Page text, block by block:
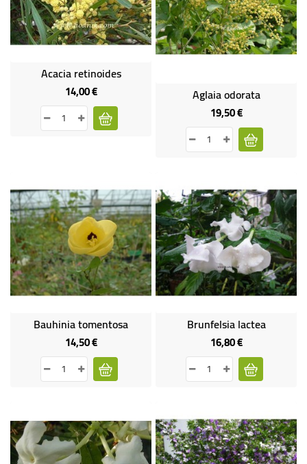
-
PLANTES
GRASSES
BEGONIAS
COLLECTION
ENGRAIS
PLANTES
PARFUMÉES
Acacia retinoides
14,00 €Prix Aglaia odorata
19,50 €Prix
Bauhinia tomentosa
14,50 €Prix
Brunfelsia lactea
16,80 €Prix